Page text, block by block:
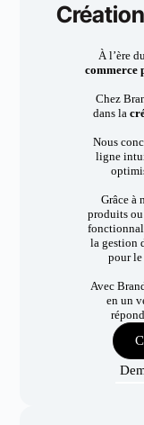
À l’ère
commerce
Chez
dans la
Nous
ligne
Grâce à
produits ou
la gestion
pour
Avec
en un